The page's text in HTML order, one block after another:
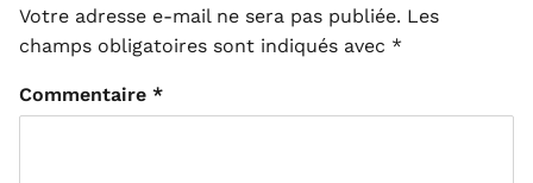
Votre adresse e-mail ne sera pas publiée. Les
champs obligatoires sont indiqués avec *
Commentaire *